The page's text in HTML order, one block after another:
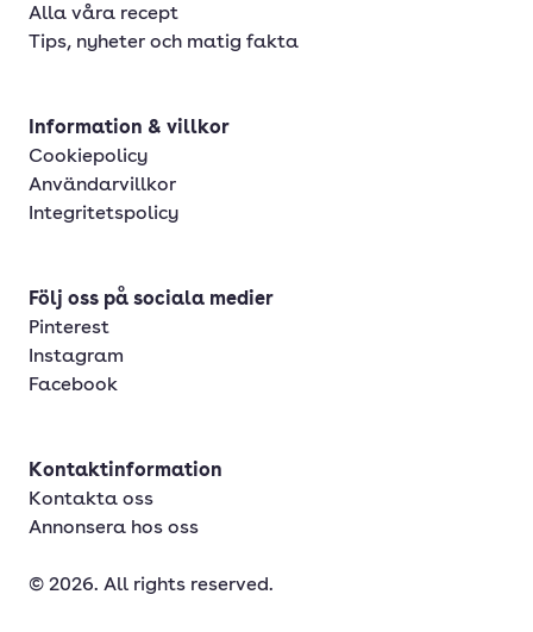
Alla våra recept
Tips, nyheter och matig fakta
Information & villkor
Cookiepolicy
Användarvillkor
Integritetspolicy
Följ oss på sociala medier
Pinterest
Instagram
Facebook
Kontaktinformation
Kontakta oss
Annonsera hos oss
© 2026. All rights reserved.